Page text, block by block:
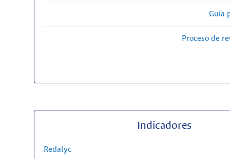
Guía
Proceso de
Indicadores
Redalyc